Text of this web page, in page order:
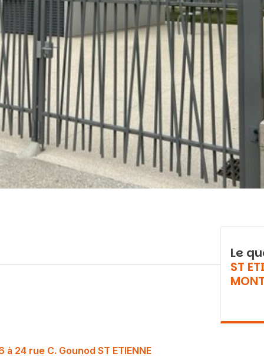
à 24 rue C. Gounod ST ETIENNE
Le
ST